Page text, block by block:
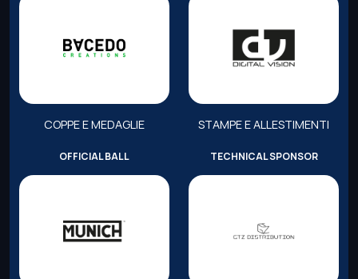
COPPE E MEDAGLIE STAMPE E ALLESTIMENTI
OFFICIAL BALL TECHNICAL SPONSOR